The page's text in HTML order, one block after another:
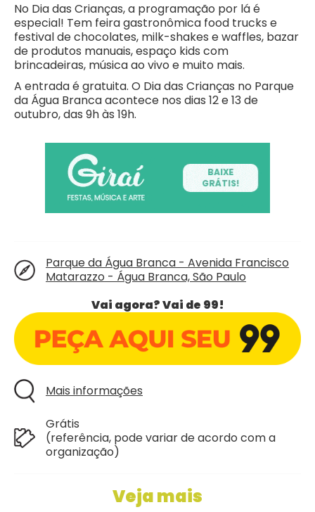
No Dia das Crianças, a programação por lá é
especial! Tem feira gastronômica food trucks e
festival de chocolates, milk-shakes e waffles, bazar
de produtos manuais, espaço kids com
brincadeiras, música ao vivo e muito mais.
A entrada é gratuita. O Dia das Crianças no Parque
da Água Branca acontece nos dias 12 e 13 de
outubro, das 9h às 19h.
Parque da Água Branca - Avenida Francisco
Matarazzo - Água Branca, São Paulo
Vai agora? Vai de 99!
Mais informações
Grátis
(referência, pode variar de acordo com a
organização)
Veja mais